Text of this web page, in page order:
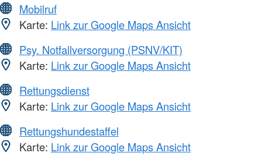
Mobilruf
Karte: Link zur Google Maps Ansicht
Psy. Notfallversorgung (PSNV/KIT)
Karte: Link zur Google Maps Ansicht
Rettungsdienst
Karte: Link zur Google Maps Ansicht
Rettungshundestaffel
Karte: Link zur Google Maps Ansicht